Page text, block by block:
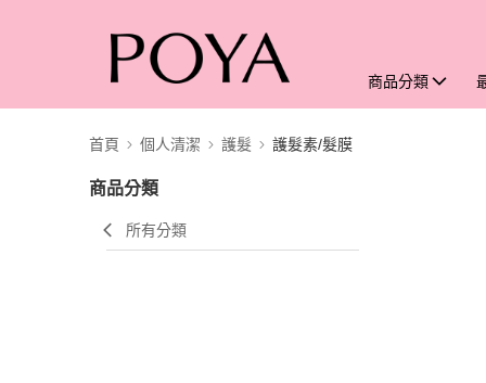
商品分類
首頁 個人清潔 護髮 護髮素/髮膜
商品分類
所有分類